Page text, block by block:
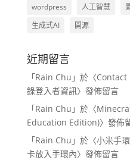
wordpress
人工智慧
生成式AI
開源
近期留言
「Rain Chu 」於〈Contact
錄登入者資訊〉發佈留言
「Rain Chu 」於〈
Education Edition)〉發佈
「Rain Chu 」於〈小米手
卡放入手環內〉發佈留言